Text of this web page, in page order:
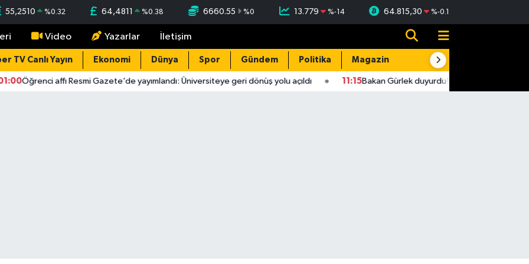
55,2510 %0.32 64,4811 %0.38 6660.55 %0 13.779 %-14 64.815,30 %-0.1
Video Yazarlar İletişim
TV Canlı Yayın Ekonomi Dünya Spor Gündem Politika Magazin Resmi İlanlar
Öğrenci affı Resmi Gazete’de yayımlandı: Üniversiteye geri dönüş yolu açıldı 11:15Bakan Gürlek duyurdu! 2 faili meçhul cinayet